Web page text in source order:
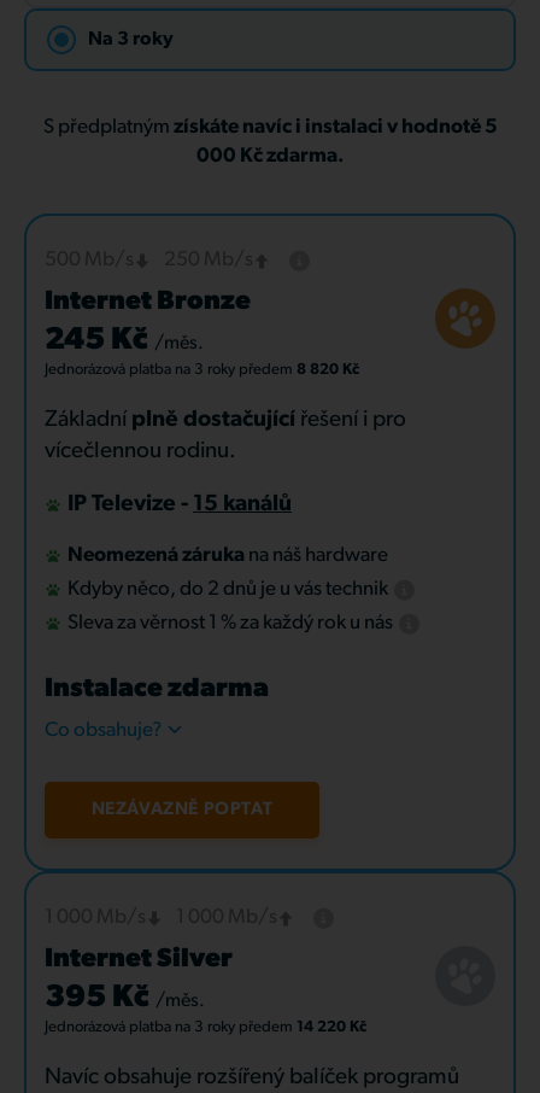
Na 3 roky
S předplatným získáte navíc i instalaci v hodnotě 5
000 Kč zdarma.
Internet Bronze
245 Kč /měs.
Jednorázová platba na 3 roky předem 8 820 Kč
Základní plně dostačující řešení i pro
vícečlennou rodinu.
IP Televize - 15 kanálů
Neomezená záruka na náš hardware
Kdyby něco, do 2 dnů je u vás technik
Sleva za věrnost 1 % za každý rok u nás
Instalace zdarma
Co obsahuje?
NEZÁVAZNĚ POPTAT
Internet Silver
395 Kč /měs.
Jednorázová platba na 3 roky předem 14 220 Kč
Navíc obsahuje rozšířený balíček programů